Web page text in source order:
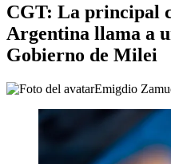
CGT: La principal
Argentina llama a
Gobierno de Milei
Emigdio